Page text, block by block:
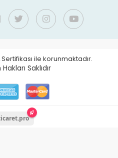
ile korunmaktadır.
Saklıdır